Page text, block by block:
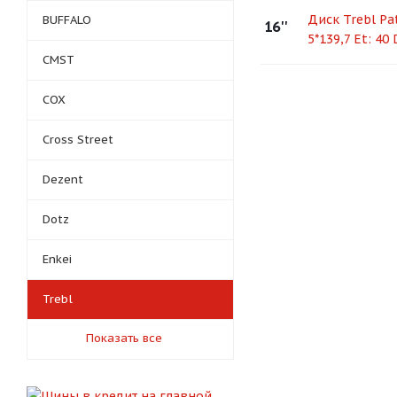
16''
Диск Trebl
5*139,7 Et: 40
BUFFALO
CMST
COX
Cross Street
Dezent
Dotz
Enkei
Trebl
Показать все